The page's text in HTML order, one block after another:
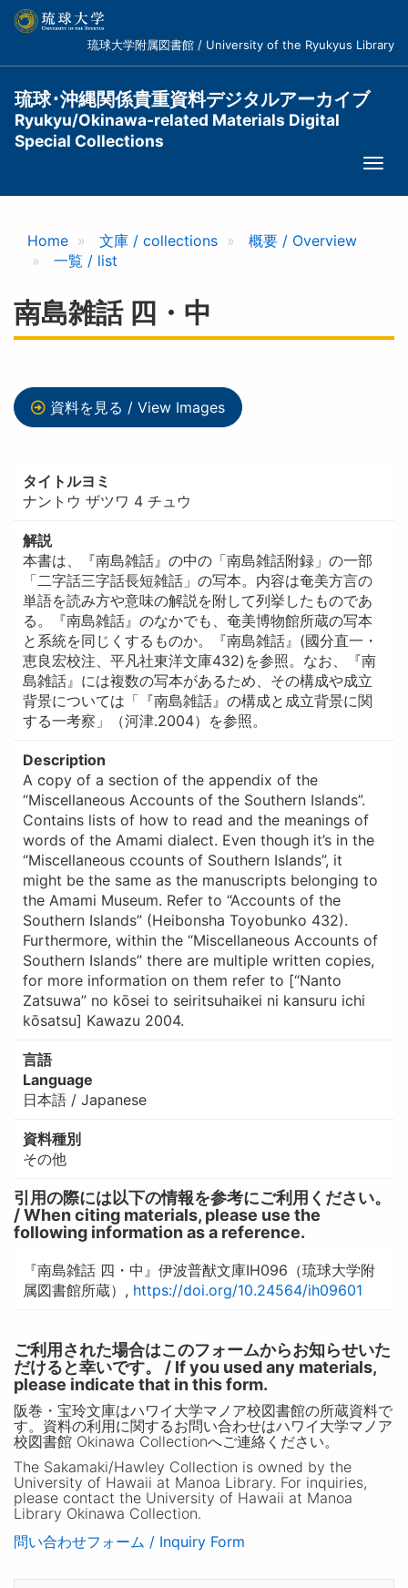
コ
琉球大学附属図書館 / University of the Ryukyus Library
琉球･沖縄関係貴重資料デジタルアーカイブ
Ryukyu/Okinawa-related Materials Digital
Special Collections
Home 文庫 / collections
概要 / Overview
一覧 / list
南島雑話 四・中
資料を見る / View Images
タイトルヨミ
ナントウ ザツワ 4 チュウ
解説
本書は、『南島雑話』の中の「南島雑話附録」の一部
「二字話三字話長短雑話」の写本。内容は奄美方言の
単語を読み方や意味の解説を附して列挙したものであ
る。『南島雑話』のなかでも、奄美博物館所蔵の写本
と系統を同じくするものか。『南島雑話』(國分直一・
恵良宏校注、平凡社東洋文庫432)を参照。なお、『南
島雑話』には複数の写本があるため、その構成や成立
背景については「『南島雑話』の構成と成立背景に関
する一考察」（河津.2004）を参照。
Description
A copy of a section of the appendix of the
“Miscellaneous Accounts of the Southern Islands”.
Contains lists of how to read and the meanings of
words of the Amami dialect. Even though it’s in the
“Miscellaneous ccounts of Southern Islands”, it
might be the same as the manuscripts belonging to
the Amami Museum. Refer to “Accounts of the
Southern Islands” (Heibonsha Toyobunko 432).
Furthermore, within the “Miscellaneous Accounts of
Southern Islands” there are multiple written copies,
for more information on them refer to [“Nanto
Zatsuwa” no kōsei to seiritsuhaikei ni kansuru ichi
kōsatsu] Kawazu 2004.
言語
Language
日本語 / Japanese
資料種別
その他
引用の際には以下の情報を参考にご利用ください。
/ When citing materials, please use the
following information as a reference.
『南島雑話 四・中』伊波普猷文庫IH096（琉球大学附
属図書館所蔵）, https://doi.org/10.24564/ih09601
ご利用された場合はこのフォームからお知らせいた
だけると幸いです。 / If you used any materials,
please indicate that in this form.
阪巻・宝玲文庫はハワイ大学マノア校図書館の所蔵資料で
す。資料の利用に関するお問い合わせはハワイ大学マノア
校図書館 Okinawa Collectionへご連絡ください。
The Sakamaki/Hawley Collection is owned by the
University of Hawaii at Manoa Library. For inquiries,
please contact the University of Hawaii at Manoa
Library Okinawa Collection.
問い合わせフォーム / Inquiry Form